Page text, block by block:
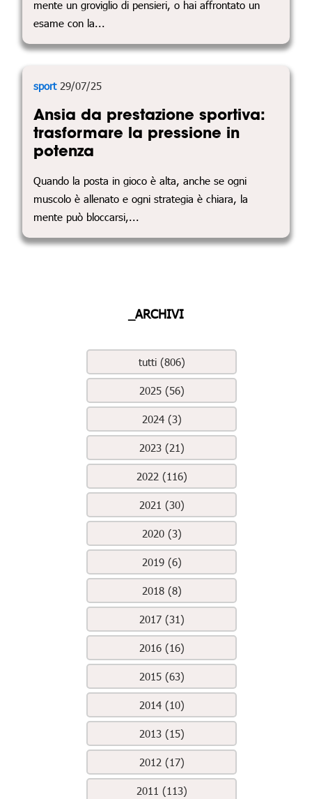
mente un groviglio di pensieri, o hai affrontato un
esame con la...
sport29/07/25
Ansia da prestazione sportiva:
trasformare la pressione in
potenza
Quando la posta in gioco è alta, anche se ogni
muscolo è allenato e ogni strategia è chiara, la
mente può bloccarsi,...
_ARCHIVI
tutti (806)
2025 (56)
2024 (3)
2023 (21)
2022 (116)
2021 (30)
2020 (3)
2019 (6)
2018 (8)
2017 (31)
2016 (16)
2015 (63)
2014 (10)
2013 (15)
2012 (17)
2011 (113)